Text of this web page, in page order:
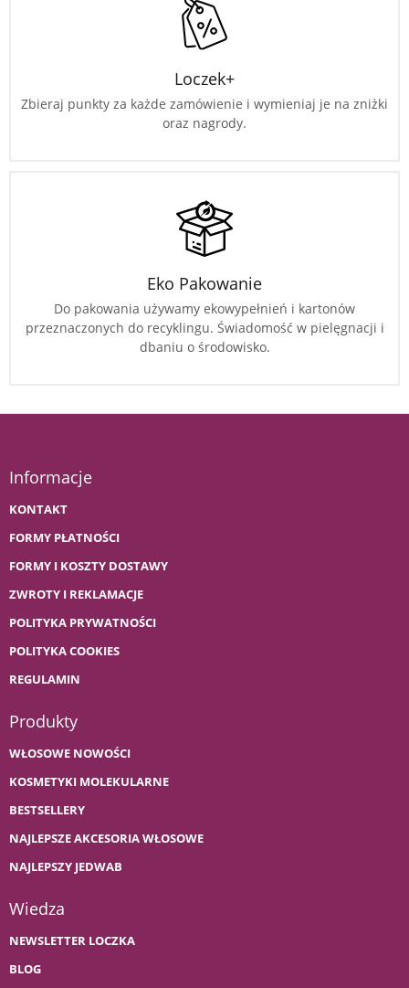
Loczek+
Zbieraj punkty za każde zamówienie i wymieniaj je na zniżki
oraz nagrody.
Eko Pakowanie
Do pakowania używamy ekowypełnień i kartonów
przeznaczonych do recyklingu. Świadomość w pielęgnacji i
dbaniu o środowisko.
Informacje
KONTAKT
FORMY PŁATNOŚCI
FORMY I KOSZTY DOSTAWY
ZWROTY I REKLAMACJE
POLITYKA PRYWATNOŚCI
POLITYKA COOKIES
REGULAMIN
Produkty
WŁOSOWE NOWOŚCI
KOSMETYKI MOLEKULARNE
BESTSELLERY
NAJLEPSZE AKCESORIA WŁOSOWE
NAJLEPSZY JEDWAB
Wiedza
NEWSLETTER LOCZKA
BLOG